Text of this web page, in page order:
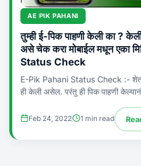
AE PIK PAHANI
तुम्ही ई-पिक पाहणी केली का ?
असे चेक करा मोबाईल मधून एका
Status Check
E-Pik Pahani Status Check :-
ही केली असेल. परंतु ही पिक पाहणी
Feb 24, 2022 1 min read